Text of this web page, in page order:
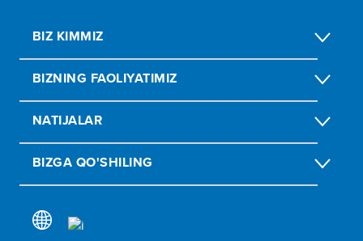
BIZ KIMMIZ
BIZNING FAOLIYATIMIZ
NATIJALAR
BIZGA QO'SHILING